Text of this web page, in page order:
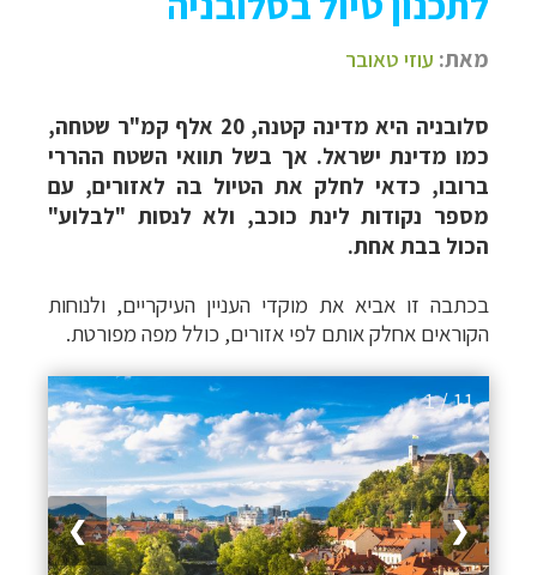
מאת: עוזי טאובר
סלובניה היא מדינה קטנה, 20 אלף קמ"ר שטחה,
כמו מדינת ישראל. אך בשל תוואי השטח ההררי
ברובו, כדאי לחלק את הטיול בה לאזורים, עם
מספר נקודות לינת כוכב, ולא לנסות "לבלוע"
הכול בבת אחת.
בכתבה זו אביא את מוקדי העניין העיקריים, ולנוחות
הקוראים אחלק אותם לפי אזורים, כולל מפה מפורטת.
1 / 11
❯ ❮